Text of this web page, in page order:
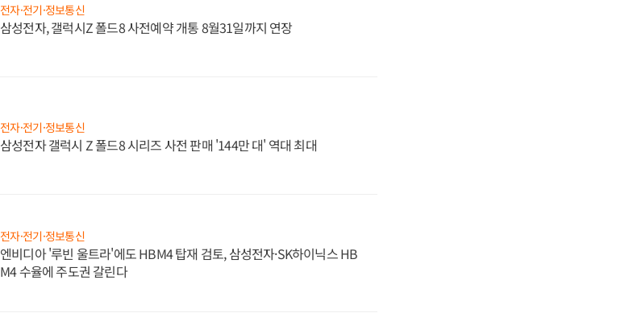
전자·전기·정보통신
삼성전자, 갤럭시Z 폴드8 사전예약 개통 8월31일까지 연장
전자·전기·정보통신
삼성전자 갤럭시 Z 폴드8 시리즈 사전 판매 '144만 대' 역대 최대
전자·전기·정보통신
엔비디아 '루빈 울트라'에도 HBM4 탑재 검토, 삼성전자·SK하이닉스 HB
M4 수율에 주도권 갈린다